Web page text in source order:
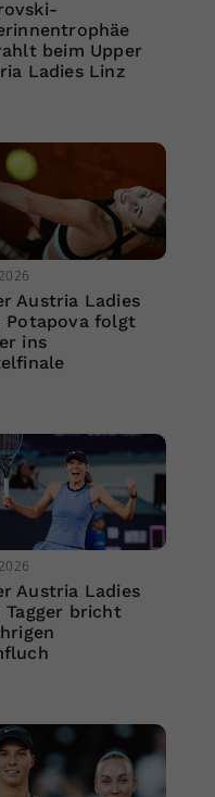
beim Upper
Ladies Linz
Austria Ladies
Potapova folgt
ins
Austria Ladies
Tagger bricht